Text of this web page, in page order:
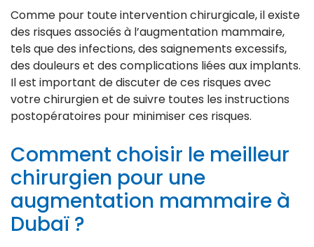
Comme pour toute intervention chirurgicale, il existe
des risques associés à l’augmentation mammaire,
tels que des infections, des saignements excessifs,
des douleurs et des complications liées aux implants.
Il est important de discuter de ces risques avec
votre chirurgien et de suivre toutes les instructions
postopératoires pour minimiser ces risques.
Comment choisir le meilleur
chirurgien pour une
augmentation mammaire à
Dubaï ?